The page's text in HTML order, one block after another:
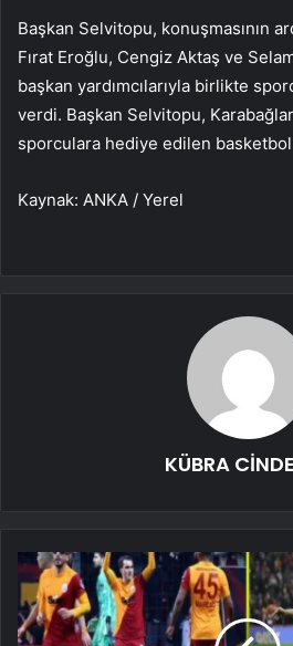
Başkan Selvitopu, konuşmasının
Fırat Eroğlu, Cengiz Aktaş ve
başkan yardımcılarıyla birlikte
verdi. Başkan Selvitopu,
sporculara hediye edilen basketbol
Kaynak: ANKA / Yerel
KÜBRA